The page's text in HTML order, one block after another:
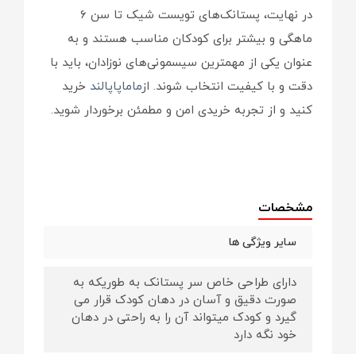
در نهایت، پستانک‌های تویست شیک تا سن ۶
ماهگی و بیشتر برای کودکان مناسب هستند و به
عنوان یکی از مهمترین سیسمونی‌های نوزادان، باید با
دقت و با کیفیت انتخاب شوند. ازماماپاپالند خرید
کنید و از تجربه خریدی امن و مطمئن برخوردار شوید.
مشخصات
سایر ویژگی ها
دارای طراحی خاص سر پستانک به طوریکه به
صورت دقیق و آسان در دهان کودک قرار می
گیرد و کودک میتواند آن را به راحتی در دهان
خود نگه دارد